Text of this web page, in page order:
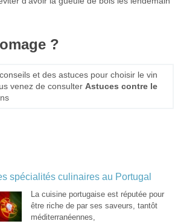
?
et des astuces pour choisir le vin
venez de consulter Astuces contre le
spécialités culinaires au Portugal
La cuisine portugaise est réputée pour
être riche de par ses saveurs, tantôt
méditerranéennes,